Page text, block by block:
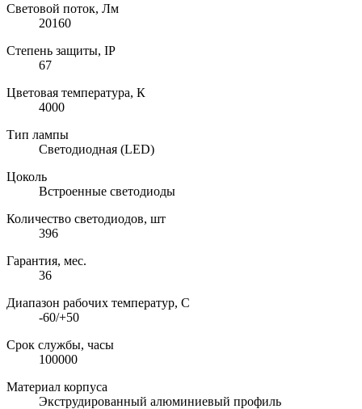
Световой поток, Лм
20160
Степень защиты, IP
67
Цветовая температура, К
4000
Тип лампы
Светодиодная (LED)
Цоколь
Встроенные светодиоды
Количество светодиодов, шт
396
Гарантия, мес.
36
Диапазон рабочих температур, C
-60/+50
Срок службы, часы
100000
Материал корпуса
Экструдированный алюминиевый профиль